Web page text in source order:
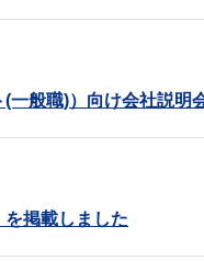
一般職)）向け会社説明
掲載しました